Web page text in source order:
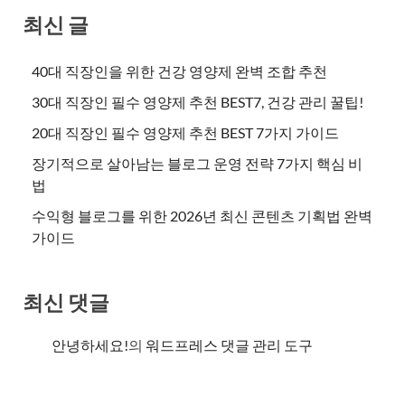
최신 글
40대 직장인을 위한 건강 영양제 완벽 조합 추천
30대 직장인 필수 영양제 추천 BEST7, 건강 관리 꿀팁!
20대 직장인 필수 영양제 추천 BEST 7가지 가이드
장기적으로 살아남는 블로그 운영 전략 7가지 핵심 비
법
수익형 블로그를 위한 2026년 최신 콘텐츠 기획법 완벽
가이드
최신 댓글
안녕하세요!의 워드프레스 댓글 관리 도구